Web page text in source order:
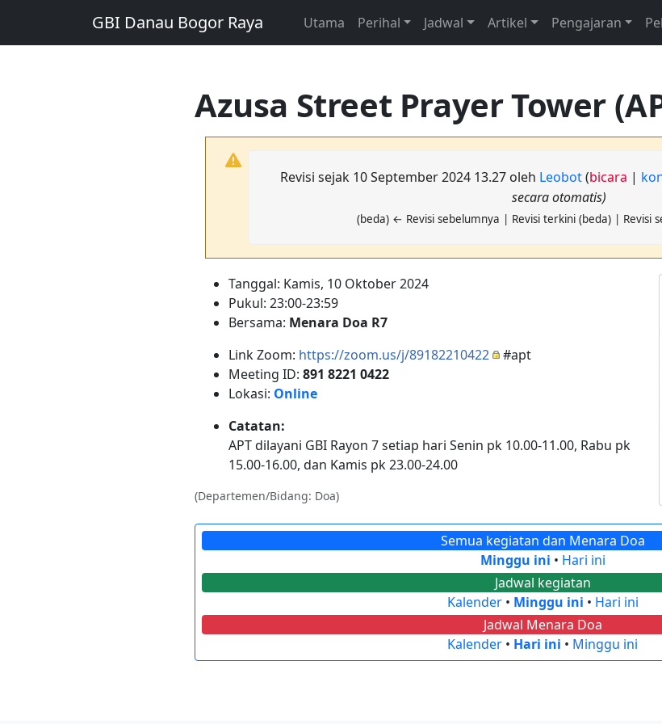
GBI Danau Bogor Raya Utama Perihal Jadwal Artikel Pengajaran
Azusa Street Prayer Tower
Revisi sejak 10 September 2024 13.27 oleh Leobot(bicara |
secara otomatis)
(beda) ← Revisi sebelumnya | Revisi terkini (beda) | Revisi
Tanggal: Kamis, 10 Oktober 2024
Pukul: 23:00-23:59
Bersama: Menara Doa R7
Link Zoom: https://zoom.us/j/89182210422 #apt
Meeting ID: 891 8221 0422
Lokasi: Online
Catatan:
APT dilayani GBI Rayon 7 setiap hari Senin pk 10.00-11.00, Rabu pk
15.00-16.00, dan Kamis pk 23.00-24.00
(Departemen/Bidang: Doa)
Semua kegiatan dan Menara Doa
Minggu ini • Hari ini
Jadwal kegiatan
Kalender• Minggu ini • Hari ini
Jadwal Menara Doa
Kalender • Hari ini • Minggu ini